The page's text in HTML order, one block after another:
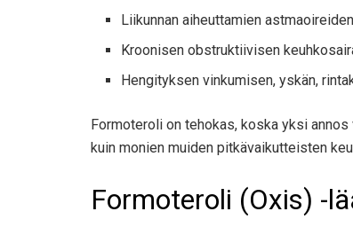
Liikunnan aiheuttamien
Kroonisen obstruktiivisen
Hengityksen vinkumisen, yskän,
Formoteroli on tehokas, koska yksi
kuin monien muiden pitkävaikutteisten
Formoteroli (Oxis) -